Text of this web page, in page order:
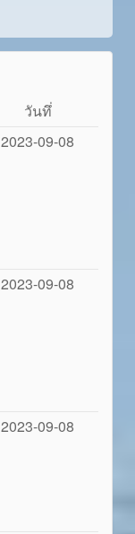
วันทึ่
2023-09-08
2023-09-08
2023-09-08